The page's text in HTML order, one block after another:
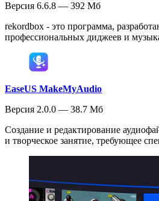
Версия 6.6.8 — 392 Мб
rekordbox - это программа,
профессиональных диджеев и
EaseUS MakeMyAudio
Версия 2.0.0 — 38.7 Мб
Создание и редактирование
и творческое занятие, требующее